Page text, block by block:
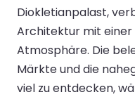
Diokletianpalast,
Architektur mit
Atmosphäre. Die
Märkte und die
viel zu entdecken,